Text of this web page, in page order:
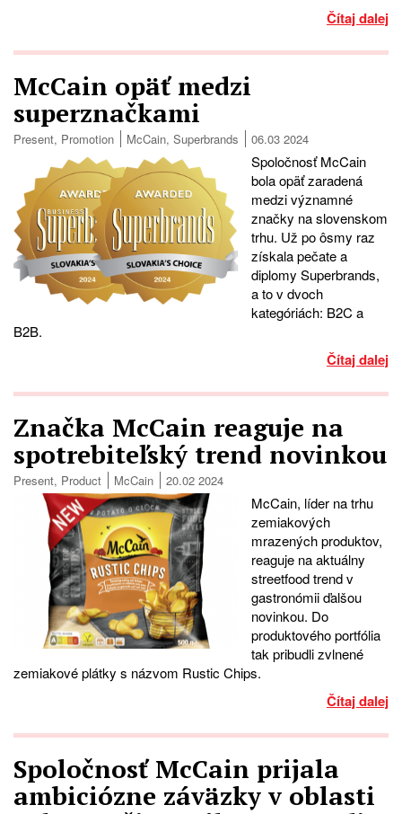
Čítaj dalej
McCain opäť medzi
superznačkami
Present, Promotion McCain, Superbrands 06.03 2024
Spoločnosť McCain
bola opäť zaradená
medzi významné
značky na slovenskom
trhu. Už po ôsmy raz
získala pečate a
diplomy Superbrands,
a to v dvoch
kategóriách: B2C a
B2B.
Čítaj dalej
Značka McCain reaguje na
spotrebiteľský trend novinkou
Present, Product McCain 20.02 2024
McCain, líder na trhu
zemiakových
mrazených produktov,
reaguje na aktuálny
streetfood trend v
gastronómii ďalšou
novinkou. Do
produktového portfólia
tak pribudli zvlnené
zemiakové plátky s názvom Rustic Chips.
Čítaj dalej
Spoločnosť McCain prijala
ambiciózne záväzky v oblasti